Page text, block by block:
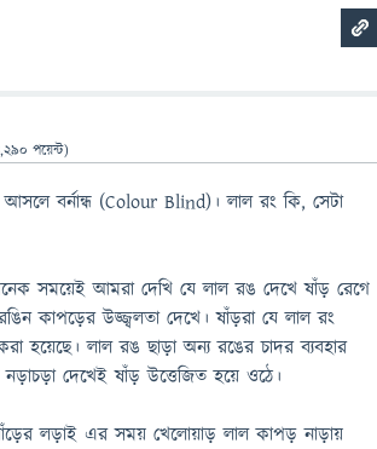
পয়েন্ট)
বর্নান্ধ (Colour Blind)। লাল রং কি, সেটা
সময়েই আমরা দেখি যে লাল রঙ দেখে ষাঁড় রেগে
কাপড়ের উজ্জ্বলতা দেখে। ষাঁড়রা যে লাল রং
হয়েছে। লাল রঙ ছাড়া অন্য রঙের চাদর ব্যবহার
দেখেই ষাঁড় উত্তেজিত হয়ে ওঠে।
লড়াই এর সময় খেলোয়াড় লাল কাপড় নাড়ায়